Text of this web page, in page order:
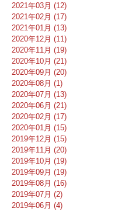
2021年03月 (12)
2021年02月 (17)
2021年01月 (13)
2020年12月 (11)
2020年11月 (19)
2020年10月 (21)
2020年09月 (20)
2020年08月 (1)
2020年07月 (13)
2020年06月 (21)
2020年02月 (17)
2020年01月 (15)
2019年12月 (15)
2019年11月 (20)
2019年10月 (19)
2019年09月 (19)
2019年08月 (16)
2019年07月 (2)
2019年06月 (4)